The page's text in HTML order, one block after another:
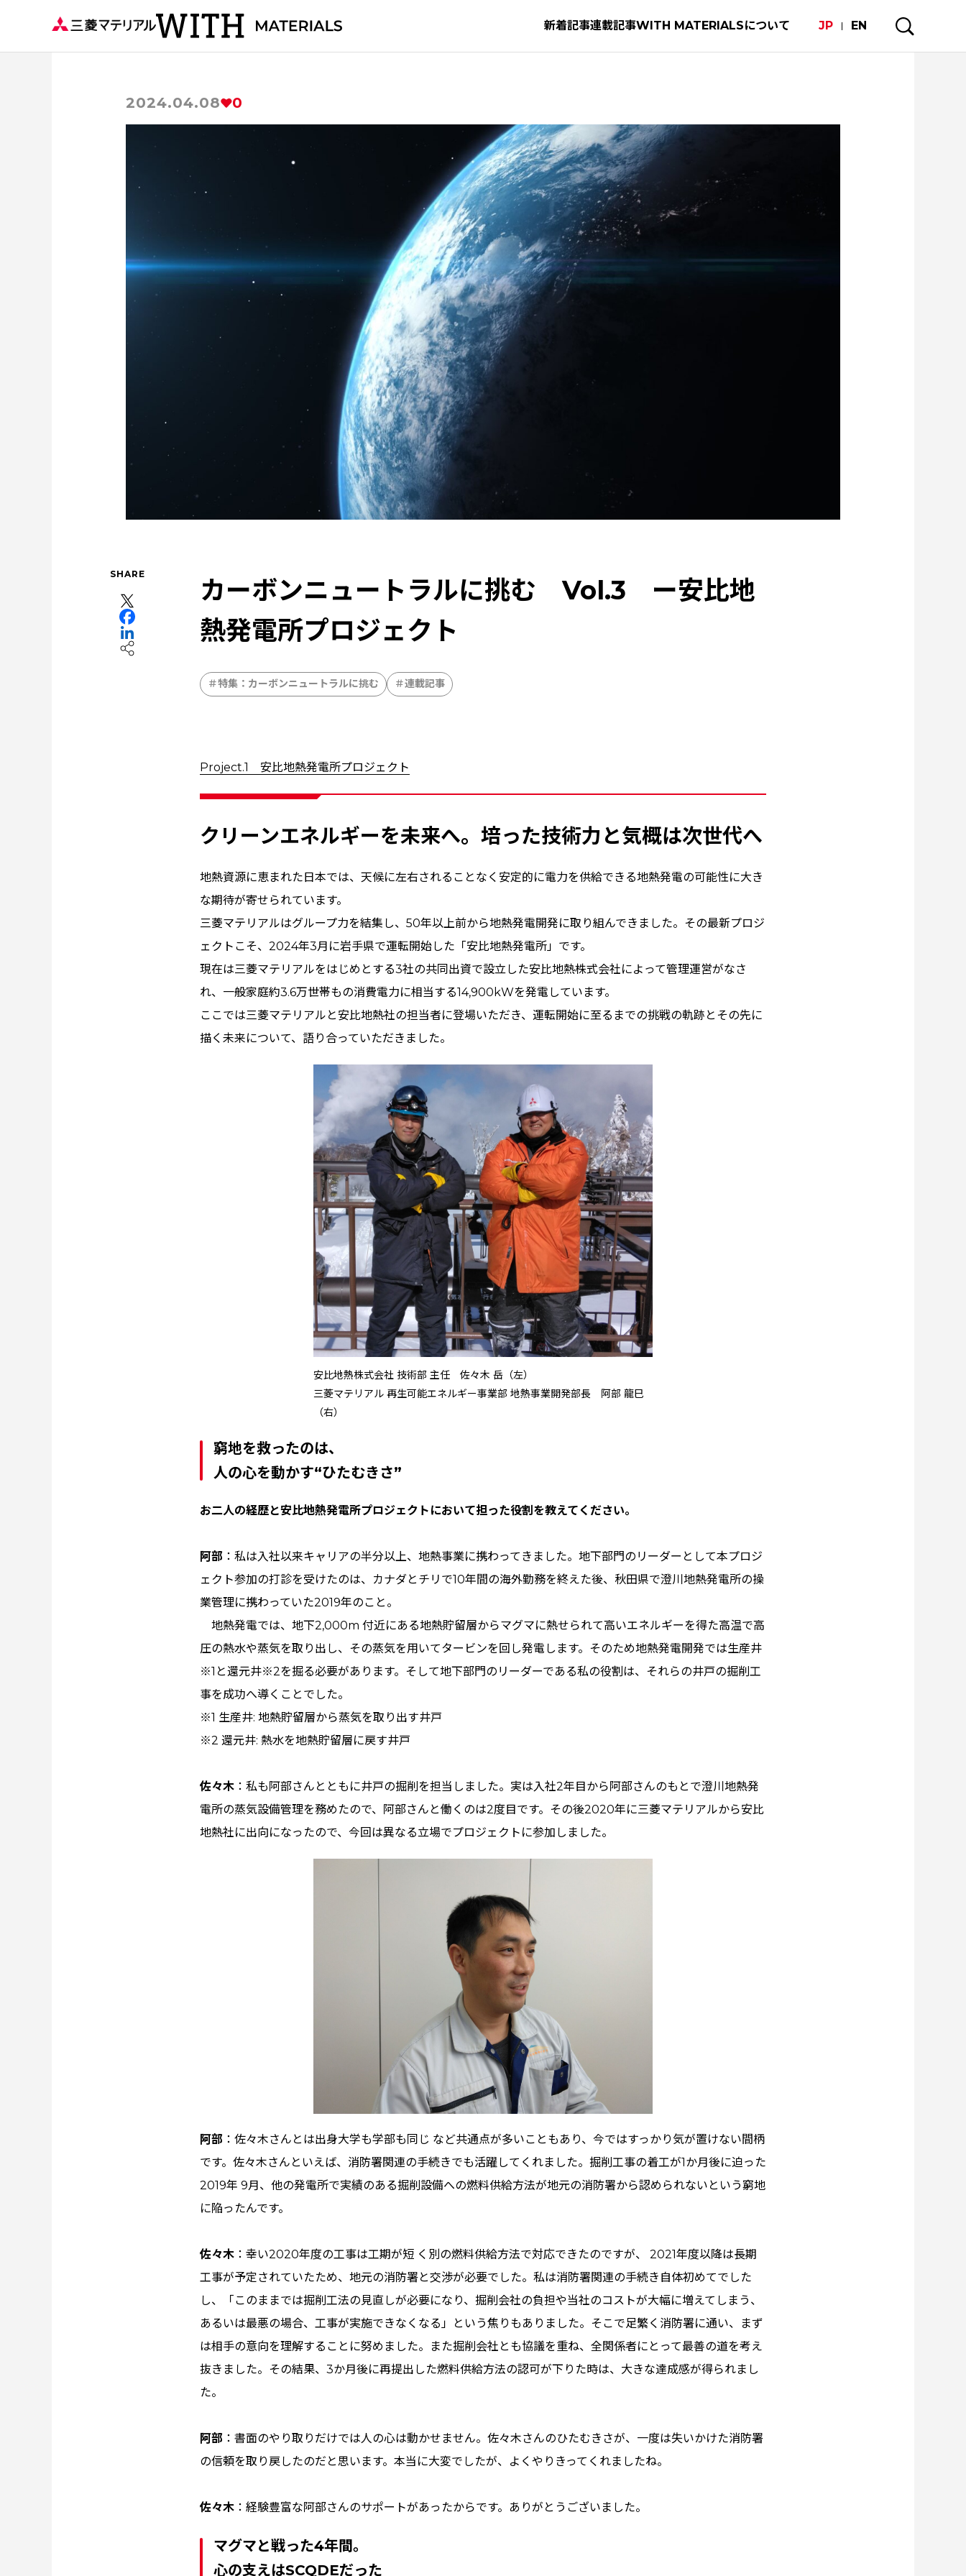
新着記事連載記事WITH MATERIALSについて JP EN
タグから探す
特集：世界のものづくりの力になる 特集：可能性の素材「タングステン」を世界へ
MYSTORY 特集：技術の力で未来をつくる
三菱マテリアルのある街を訪ねて 特集：金属と社会を、クリーンにつくり出す
安全への取り組み 特集：自動車・半導体の進化を担う ソザイのヒミツ
カーボンニュートラル Electrolytic copper
2024.04.08 0
SHARE
カーボンニュートラルに挑む Vol.3 ー安比地
熱発電所プロジェクト
特集：カーボンニュートラルに挑む 連載記事
Project.1 安比地熱発電所プロジェクト
クリーンエネルギーを未来へ。培った技術力と気概は次世代へ
地熱資源に恵まれた日本では、天候に左右されることなく安定的に電力を供給できる地熱発電の可能性に大き
な期待が寄せられています。
三菱マテリアルはグループ力を結集し、50年以上前から地熱発電開発に取り組んできました。その最新プロジ
ェクトこそ、2024年3月に岩手県で運転開始した「安比地熱発電所」です。
現在は三菱マテリアルをはじめとする3社の共同出資で設立した安比地熱株式会社によって管理運営がなさ
れ、一般家庭約3.6万世帯もの消費電力に相当する14,900kWを発電しています。
ここでは三菱マテリアルと安比地熱社の担当者に登場いただき、運転開始に至るまでの挑戦の軌跡とその先に
描く未来について、語り合っていただきました。
安比地熱株式会社 技術部 主任 佐々木 岳（左）
三菱マテリアル 再生可能エネルギー事業部 地熱事業開発部長 阿部 龍巳
（右）
窮地を救ったのは、
人の心を動かす“ひたむきさ”
――お二人の経歴と安比地熱発電所プロジェクトにおいて担った役割を教えてください。
阿部 ：私は入社以来キャリアの半分以上、地熱事業に携わってきました。地下部門のリーダーとして本プロジ
ェクト参加の打診を受けたのは、カナダとチリで10年間の海外勤務を終えた後、秋田県で澄川地熱発電所の操
業管理に携わっていた2019年のこと。
地熱発電では、地下2,000m 付近にある地熱貯留層からマグマに熱せられて高いエネルギーを得た高温で高
圧の熱水や蒸気を取り出し、その蒸気を用いてタービンを回し発電します。そのため地熱発電開発では生産井
※1と還元井※2を掘る必要があります。そして地下部門のリーダーである私の役割は、それらの井戸の掘削工
事を成功へ導くことでした。
※1 生産井: 地熱貯留層から蒸気を取り出す井戸
※2 還元井: 熱水を地熱貯留層に戻す井戸
佐々木 ：私も阿部さんとともに井戸の掘削を担当しました。実は入社2年目から阿部さんのもとで澄川地熱発
電所の蒸気設備管理を務めたので、阿部さんと働くのは2度目です。その後2020年に三菱マテリアルから安比
地熱社に出向になったので、今回は異なる立場でプロジェクトに参加しました。
阿部 ：佐々木さんとは出身大学も学部も同じ など共通点が多いこともあり、今ではすっかり気が置けない間柄
です。佐々木さんといえば、消防署関連の手続きでも活躍してくれました。掘削工事の着工が1か月後に迫った
2019年 9月、他の発電所で実績のある掘削設備への燃料供給方法が地元の消防署から認められないという窮地
に陥ったんです。
佐々木 ：幸い2020年度の工事は工期が短 く別の燃料供給方法で対応できたのですが、 2021年度以降は長期
工事が予定されていたため、地元の消防署と交渉が必要でした。私は消防署関連の手続き自体初めてでした
し、「このままでは掘削工法の見直しが必要になり、掘削会社の負担や当社のコストが大幅に増えてしまう、
あるいは最悪の場合、工事が実施できなくなる」という焦りもありました。そこで足繁く消防署に通い、まず
は相手の意向を理解することに努めました。また掘削会社とも協議を重ね、全関係者にとって最善の道を考え
抜きました。その結果、3か月後に再提出した燃料供給方法の認可が下りた時は、大きな達成感が得られまし
た。
阿部 ：書面のやり取りだけでは人の心は動かせません。佐々木さんのひたむきさが、一度は失いかけた消防署
の信頼を取り戻したのだと思います。本当に大変でしたが、よくやりきってくれましたね。
佐々木 ：経験豊富な阿部さんのサポートがあったからです。ありがとうございました。
マグマと戦った4年間。
心の支えはSCQDEだった